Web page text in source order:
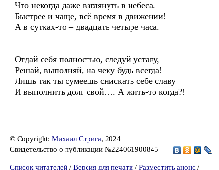
Что некогда даже взглянуть в небеса.
Быстрее и чаще, всё время в движении!
А в сутках-то – двадцать четыре часа.
Отдай себя полностью, следуй уставу,
Решай, выполняй, на чеку будь всегда!
Лишь так ты сумеешь снискать себе славу
И выполнить долг свой…. А жить-то когда?!
© Copyright: Михаил Стрига, 2024
Свидетельство о публикации №224061900845
Список читателей / Версия для печати / Разместить анонс /